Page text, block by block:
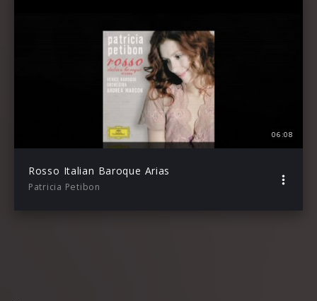
06:08
Rosso Italian Baroque Arias
Patricia Petibon